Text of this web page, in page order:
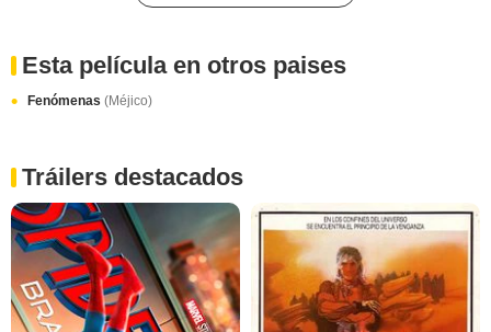
Esta película en otros paises
Fenómenas (Méjico)
Tráilers destacados